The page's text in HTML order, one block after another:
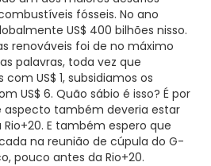
fósseis. No ano
US$ 400 bilhões nisso.
renováveis foi de no máximo
palavras, toda vez que
US$ 1, subsidiamos os
US$ 6. Quão sábio é isso? É por
aspecto também deveria estar
E também espero que
na reunião de cúpula do G-
pouco antes da Rio+20.